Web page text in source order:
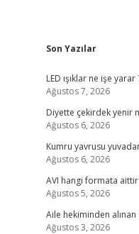
Sidebar
Son Yazılar
LED ışıklar ne işe yarar
Ağustos 7, 2026
Diyette çekirdek yenir
Ağustos 6, 2026
Kumru yavrusu
Ağustos 6, 2026
AVI hangi formata aittir
Ağustos 5, 2026
Aile hekiminden alınan
Ağustos 3, 2026